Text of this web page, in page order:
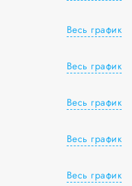
Весь график
Весь график
Весь график
Весь график
Весь график